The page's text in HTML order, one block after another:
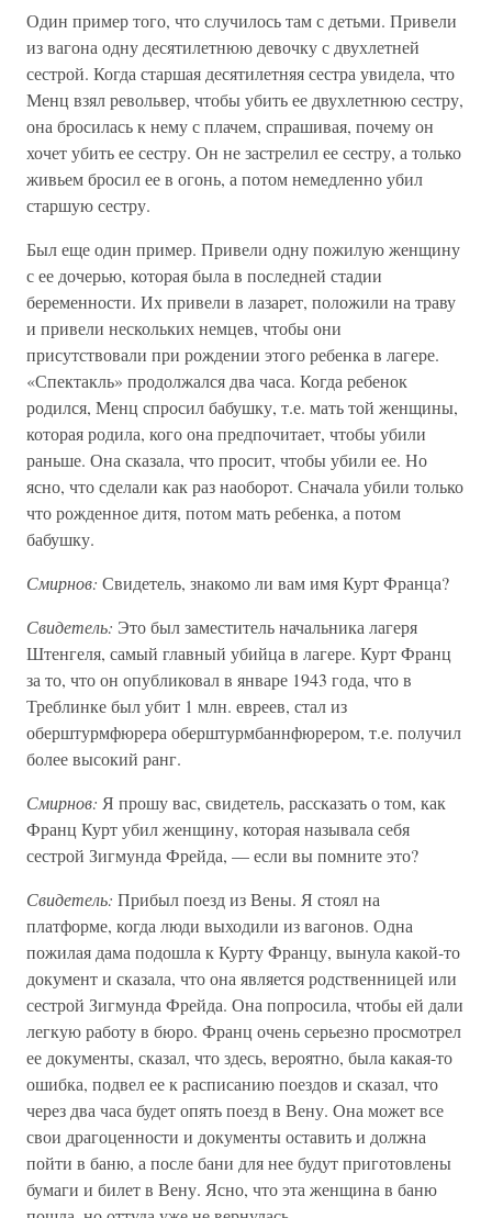
Один пример того, что случилось там с детьми. Привели
из вагона одну десятилетнюю девочку с двухлетней
сестрой. Когда старшая десятилетняя сестра увидела, что
Менц взял револьвер, чтобы убить ее двухлетнюю сестру,
она бросилась к нему с плачем, спрашивая, почему он
хочет убить ее сестру. Он не застрелил ее сестру, а только
живьем бросил ее в огонь, а потом немедленно убил
старшую сестру.
Был еще один пример. Привели одну пожилую женщину
с ее дочерью, которая была в последней стадии
беременности. Их привели в лазарет, положили на траву
и привели нескольких немцев, чтобы они
присутствовали при рождении этого ребенка в лагере.
«Спектакль» продолжался два часа. Когда ребенок
родился, Менц спросил бабушку, т.е. мать той женщины,
которая родила, кого она предпочитает, чтобы убили
раньше. Она сказала, что просит, чтобы убили ее. Но
ясно, что сделали как раз наоборот. Сначала убили только
что рожденное дитя, потом мать ребенка, а потом
бабушку.
Смирнов: Свидетель, знакомо ли вам имя Курт Франца?
Свидетель: Это был заместитель начальника лагеря
Штенгеля, самый главный убийца в лагере. Курт Франц
за то, что он опубликовал в январе 1943 года, что в
Треблинке был убит 1 млн. евреев, стал из
оберштурмфюрера оберштурмбаннфюрером, т.е. получил
более высокий ранг.
Смирнов: Я прошу вас, свидетель, рассказать о том, как
Франц Курт убил женщину, которая называла себя
сестрой Зигмунда Фрейда, — если вы помните это?
Свидетель: Прибыл поезд из Вены. Я стоял на
платформе, когда люди выходили из вагонов. Одна
пожилая дама подошла к Курту Францу, вынула какой-то
документ и сказала, что она является родственницей или
сестрой Зигмунда Фрейда. Она попросила, чтобы ей дали
легкую работу в бюро. Франц очень серьезно просмотрел
ее документы, сказал, что здесь, вероятно, была какая-то
ошибка, подвел ее к расписанию поездов и сказал, что
через два часа будет опять поезд в Вену. Она может все
свои драгоценности и документы оставить и должна
пойти в баню, а после бани для нее будут приготовлены
бумаги и билет в Вену. Ясно, что эта женщина в баню